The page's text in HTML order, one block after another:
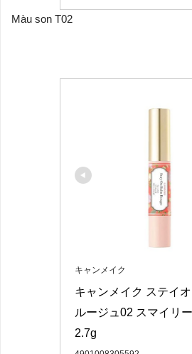
Màu son T02
キャンメイク
キャンメイク ステイ
ルージュ02 スマイリ
2.7g